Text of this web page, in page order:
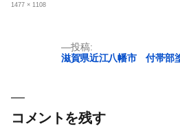
フ
1477 × 1108
ビ
投稿:
滋賀県近江八幡市 付帯部
コメントを残す